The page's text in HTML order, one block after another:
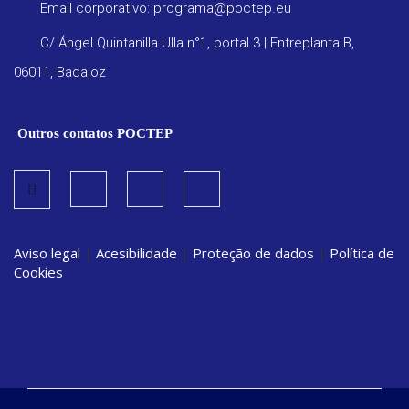
Email corporativo: programa@poctep.eu
C/ Ángel Quintanilla Ulla n°1, portal 3 | Entreplanta B,
06011, Badajoz
Outros contatos POCTEP
Aviso legal | Acesibilidade | Proteção de dados | Política de
Cookies